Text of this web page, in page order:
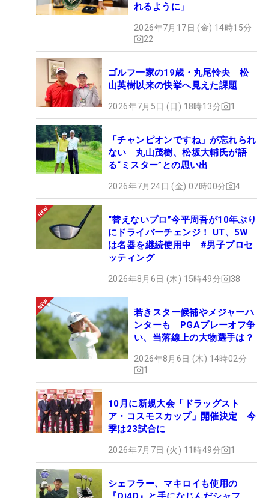
れるように」
2026年7月17日 (金) 14時15分
22
ゴルフ一家の19歳・丸尾怜央 松
山英樹以来の快挙へ見えた課題
2026年7月5日 (日) 18時13分 1
「チャンピオンですね」が忘れられ
ない 丸山茂樹、松坂大輔氏が語
る“ミスター”との思い出
2026年7月24日 (金) 07時00分 4
“替えないプロ”今平周吾が10年ぶり
にドライバーチェンジ！ UT、5W
は名器を継続使用中 #男子プロセ
ッティング
2026年8月6日 (木) 15時49分 38
若きスター候補やメジャーハ
ンターも PGAプレーオフ争
い、当落線上の大物選手は？
2026年8月6日 (木) 14時02分
1
10月に新規大会「ドラッグスト
ア・コスモスカップ」開催決定 今
季は23試合に
2026年7月7日 (火) 11時49分 1
シェフラー、マキロイも使用の